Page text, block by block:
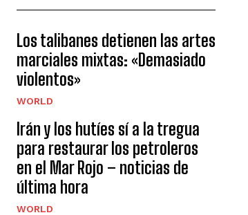
Los talibanes detienen las artes
marciales mixtas: «Demasiado
violentos»
WORLD
Irán y los hutíes sí a la tregua
para restaurar los petroleros
en el Mar Rojo – noticias de
última hora
WORLD